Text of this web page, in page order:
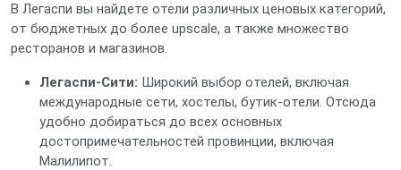
В Легаспи вы найдете отели различных ценовых категорий,
от бюджетных до более upscale, а также множество
ресторанов и магазинов.
Легаспи-Сити: Широкий выбор отелей, включая
международные сети, хостелы, бутик-отели. Отсюда
удобно добираться до всех основных
достопримечательностей провинции, включая
Малилипот.